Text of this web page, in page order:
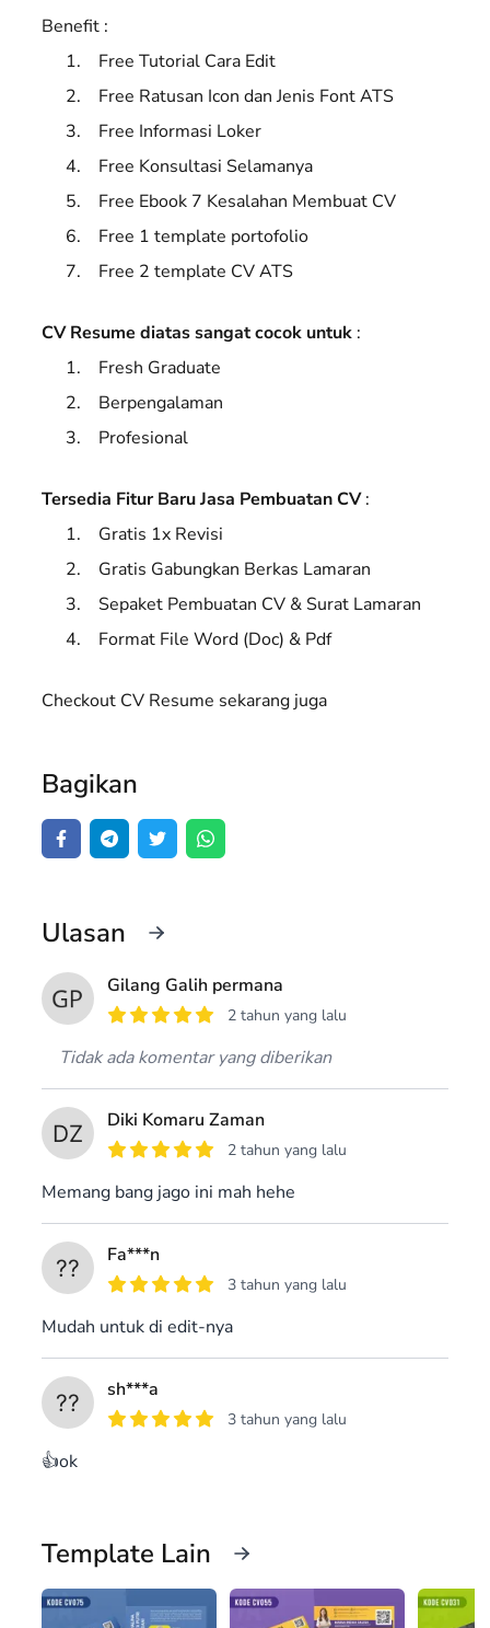
Benefit :
Free Tutorial Cara Edit
Free Ratusan Icon dan Jenis Font ATS
Free Informasi Loker
Free Konsultasi Selamanya
Free Ebook 7 Kesalahan Membuat CV
Free 1 template portofolio
Free 2 template CV ATS
CV Resume diatas sangat cocok untuk :
Fresh Graduate
Berpengalaman
Profesional
Tersedia Fitur Baru Jasa Pembuatan CV:
Gratis 1x Revisi
Gratis Gabungkan Berkas Lamaran
Sepaket Pembuatan CV & Surat Lamaran
Format File Word (Doc) & Pdf
Checkout CV Resume sekarang juga
Bagikan
Ulasan
Gilang Galih permana
2 tahun yang lalu
Tidak ada komentar yang diberikan
Diki Komaru Zaman
2 tahun yang lalu
Memang bang jago ini mah hehe
Fa***n
3 tahun yang lalu
Mudah untuk di edit-nya
sh***a
3 tahun yang lalu
👍ok
Template Lain